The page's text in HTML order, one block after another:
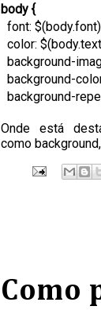
body {
font:
color:
background-
background-
background-
Onde está
como
Como